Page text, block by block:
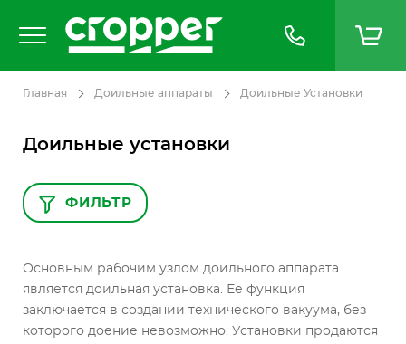
Главная Доильные аппараты Доильные Установки
Доильные установки
Основным рабочим узлом доильного аппарата
является доильная установка. Ее функция
заключается в создании технического вакуума, без
которого доение невозможно. Установки продаются
ФИЛЬТР